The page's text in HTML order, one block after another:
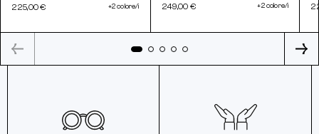
225,00 €
+2 colore/i
249,00 €
+2 colore/i